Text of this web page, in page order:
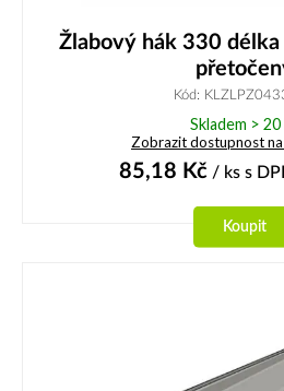
Žlabový hák 330
Kód:
Skladem > 20
Zobrazit dostupnost
85,18 Kč/ ks s
Koupit